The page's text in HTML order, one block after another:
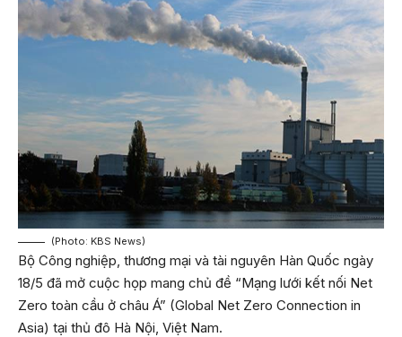
(Photo: KBS News)
Bộ Công nghiệp, thương mại và tài nguyên Hàn Quốc ngày
18/5 đã mở cuộc họp mang chủ đề “Mạng lưới kết nối Net
Zero toàn cầu ở châu Á” (Global Net Zero Connection in
Asia) tại thủ đô Hà Nội, Việt Nam.